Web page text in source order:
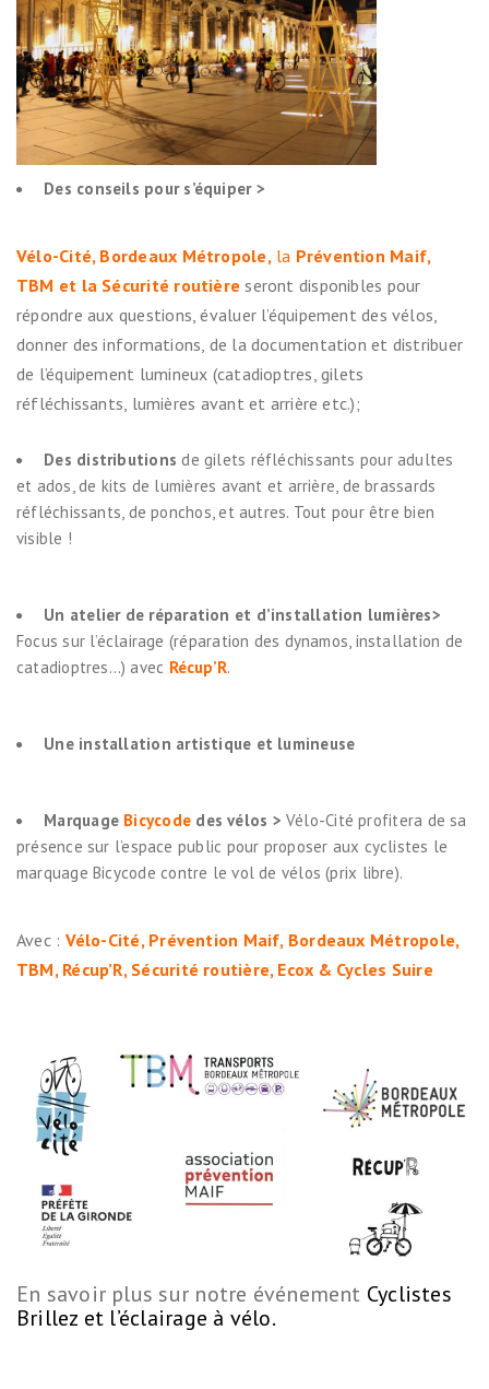
Des conseils pour s’équiper >
Vélo-Cité, Bordeaux Métropole,la Prévention Maif,
TBM et la Sécurité routière seront disponibles pour
répondre aux questions, évaluer l’équipement des vélos,
donner des informations, de la documentation et distribuer
de l’équipement lumineux (catadioptres, gilets
réfléchissants, lumières avant et arrière etc.);
Des distributions de gilets réfléchissants pour adultes
et ados, de kits de lumières avant et arrière, de brassards
réfléchissants, de ponchos, et autres. Tout pour être bien
visible !
Un atelier de réparation et d’installation lumières>
Focus sur l’éclairage (réparation des dynamos, installation de
catadioptres…) avec Récup’R.
Une installation artistique et lumineuse
Marquage Bicycode des vélos >Vélo-Cité profitera de sa
présence sur l’espace public pour proposer aux cyclistes le
marquage Bicycode contre le vol de vélos (prix libre).
Avec : Vélo-Cité, Prévention Maif, Bordeaux Métropole,
TBM, Récup’R, Sécurité routière, Ecox & Cycles Suire
En savoir plus sur notre événement Cyclistes
Brillez et l’éclairage à vélo.